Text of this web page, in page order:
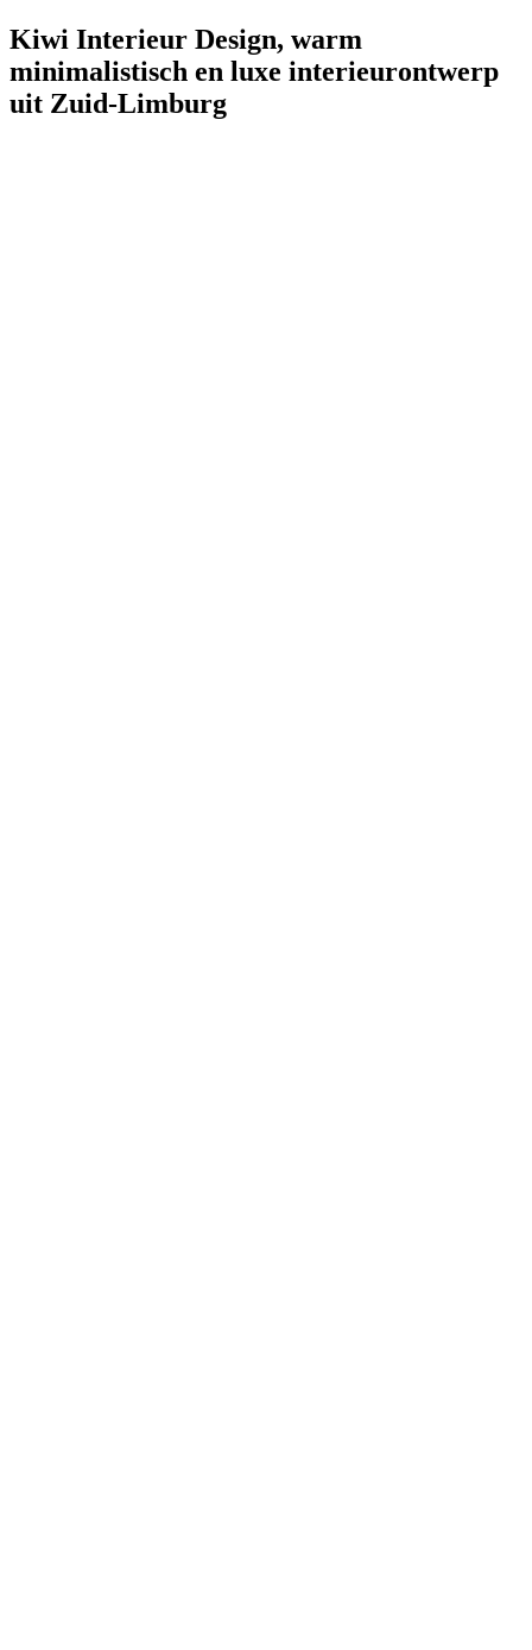
Kiwi Interieur Design, warm
minimalistisch en luxe interieurontwerp
uit Zuid-Limburg